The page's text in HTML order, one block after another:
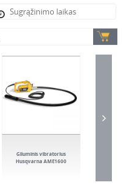
Giluminis vibratorius
Husqvarna AME1600